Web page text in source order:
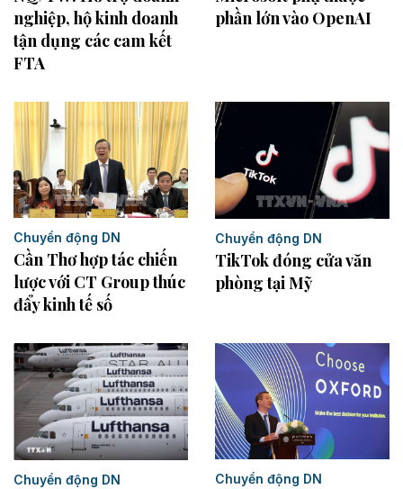
nghiệp, hộ kinh doanh
tận dụng các cam kết
FTA
phần lớn vào OpenAI
Chuyển động DN
Cần Thơ hợp tác chiến
lược với CT Group thúc
đẩy kinh tế số
Chuyển động DN
TikTok đóng cửa văn
phòng tại Mỹ
Chuyển động DN Chuyển động DN